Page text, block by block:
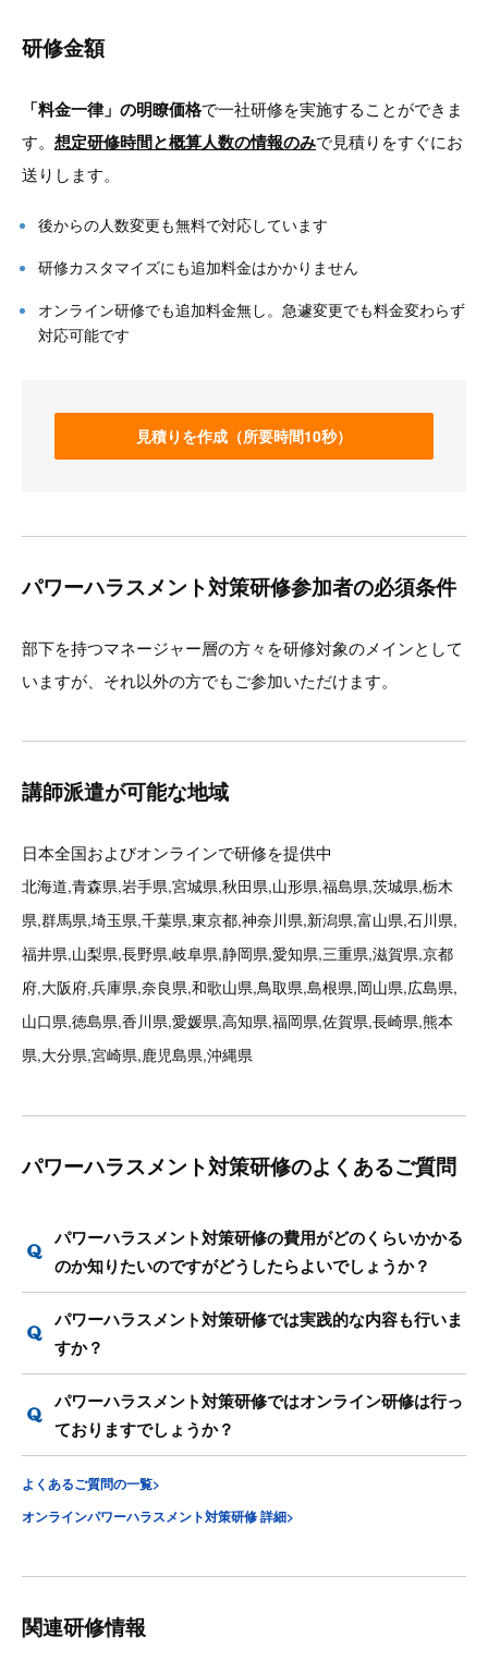
研修金額
「料金一律」の明瞭価格で一社研修を実施することができま
す。 想定研修時間と概算人数の情報のみで見積りをすぐにお
送りします。
後からの人数変更も無料で対応しています
研修カスタマイズにも追加料金はかかりません
オンライン研修でも追加料金無し。急遽変更でも料金変わらず
対応可能です
見積りを作成（所要時間10秒）
パワーハラスメント対策研修参加者の必須条件
部下を持つマネージャー層の方々を研修対象のメインとして
いますが、それ以外の方でもご参加いただけます。
講師派遣が可能な地域
日本全国およびオンラインで研修を提供中
北海道,青森県,岩手県,宮城県,秋田県,山形県,福島県,茨城県,栃木
県,群馬県,埼玉県,千葉県,東京都,神奈川県,新潟県,富山県,石川県,
福井県,山梨県,長野県,岐阜県,静岡県,愛知県,三重県,滋賀県,京都
府,大阪府,兵庫県,奈良県,和歌山県,鳥取県,島根県,岡山県,広島県,
山口県,徳島県,香川県,愛媛県,高知県,福岡県,佐賀県,長崎県,熊本
県,大分県,宮崎県,鹿児島県,沖縄県
パワーハラスメント対策研修のよくあるご質問
パワーハラスメント対策研修の費用がどのくらいかかる
のか知りたいのですがどうしたらよいでしょうか？
パワーハラスメント対策研修では実践的な内容も行いま
すか？
パワーハラスメント対策研修ではオンライン研修は行っ
ておりますでしょうか？
よくあるご質問の一覧>
オンラインパワーハラスメント対策研修 詳細>
関連研修情報